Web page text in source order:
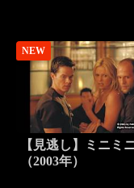
NEW
【見逃し】ミニミ
（2003年）